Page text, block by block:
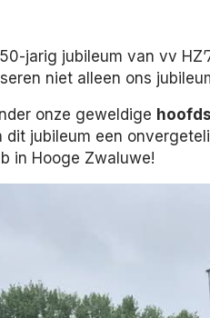
jarig jubileum van vv
niet alleen ons
onze geweldige
jubileum een
in Hooge Zwaluwe!